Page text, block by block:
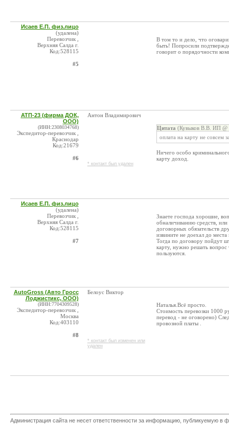
Исаев Е.П. физ.лицо
(удалена)
Перевозчик ,
Верхняя Салда г.
Код:528115
#5
В том то и дело, что
быть! Попросили
говорит о порядочности
АТП-23 (фирма ДОК,
ООО)
(ИНН:2308034768)
Экспедитор-перевозчик ,
Краснодар
Код:21679
#6
Антон Владимирович
* контакт был удален
Цитата (Кувыков В.В. ИП @
оплата на карту не совсем
Ничего особо
карту доход.
Исаев Е.П. физ.лицо
(удалена)
Перевозчик ,
Верхняя Салда г.
Код:528115
#7
Знаете господа хорошие,
обналичиванию средств,
договорных обязательств
извините не доехал до
Тогда по договору пойдут
карту, нужно решать
пользуются.
AutoGross (Авто Гросс
Лоджистикс, ООО)
(ИНН:7704309528)
Экспедитор-перевозчик ,
Москва
Код:403110
#8
Белоус Виктор
* контакт был изменен или
удален
Наталья.Всё просто.
Стоимость перевозки 1000
перевод - не оговорено)
провозной платы .
Администрация сайта не несет ответственности за информацию, публикуемую